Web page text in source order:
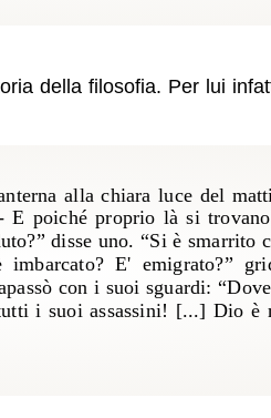
della filosofia. Per lui
alla chiara luce del
E poiché proprio là si
disse uno. “Si è smarrito
E' emigrato?”
con i suoi sguardi:
i suoi assassini! [...] Dio